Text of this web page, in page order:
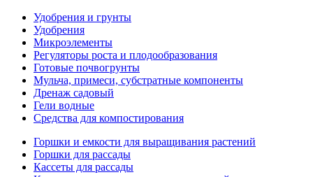
Удобрения и грунты
Удобрения
Микроэлементы
Регуляторы роста и плодообразования
Готовые почвогрунты
Мульча, примеси, субстратные компоненты
Дренаж садовый
Гели водные
Средства для компостирования
Горшки и емкости для выращивания растений
Горшки для рассады
Кассеты для рассады